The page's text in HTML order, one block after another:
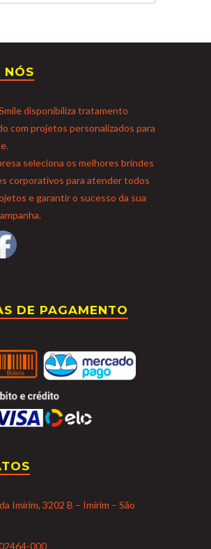
NÓS
disponibiliza tratamento
com projetos personalizados para
seleciona os melhores brindes
corporativos para atender todos
e garantir o sucesso da sua
DE PAGAMENTO
Imirim, 3202 B – Imirim – São
000